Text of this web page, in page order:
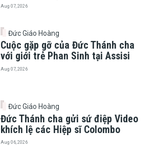
Aug 07, 2026
Đức Giáo Hoàng
Cuộc gặp gỡ của Đức Thánh cha
với giới trẻ Phan Sinh tại Assisi
Aug 07, 2026
Đức Giáo Hoàng
Đức Thánh cha gửi sứ điệp Video
khích lệ các Hiệp sĩ Colombo
Aug 06, 2026